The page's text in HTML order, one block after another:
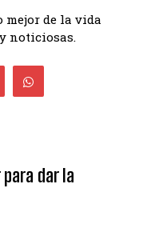
mejor de la vida
noticiosas.
dar la